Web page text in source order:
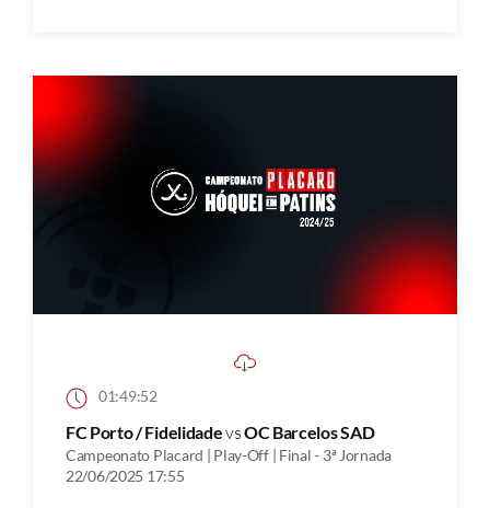
01:49:52
FC Porto / FidelidadevsOC Barcelos SAD
Campeonato Placard | Play-Off | Final - 3ª Jornada
22/06/2025 17:55